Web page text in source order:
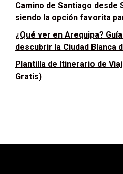
Camino de Santiago desde
siendo la opción favorita
¿Qué ver en Arequipa?
descubrir la Ciudad Blanca
Plantilla de Itinerario de
Gratis)